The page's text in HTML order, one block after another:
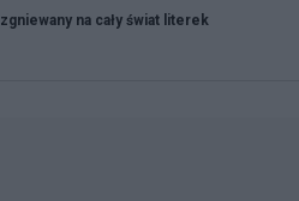
na cały świat literek